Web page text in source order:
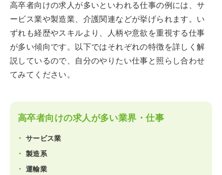
高卒者向けの求人が多いといわれる仕事の例には、サ
ービス業や製造業、介護関連などが挙げられます。い
ずれも経歴やスキルより、人柄や意欲を重視する仕事
が多い傾向です。以下ではそれぞれの特徴を詳しく解
説しているので、自分のやりたい仕事と照らし合わせ
てみてください。
高卒者向けの求人が多い業界・仕事
サービス業
製造系
運輸業